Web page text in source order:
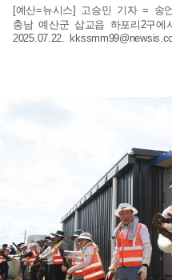
[예산=뉴시스] 고승민 기자 = 송
충남 예산군 삽교읍 하포리2구
2025.07.22.